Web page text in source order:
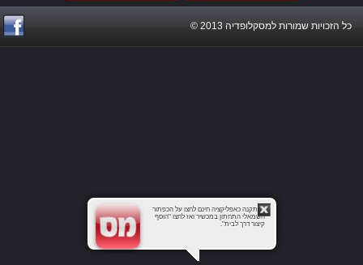
כל הזכויות שמורות למסקלופדיה 2013 ©
להתקנה כאפליקציה חינם לחצו על הכפתור
השמאלי התחתון במכשיר ואז לחצו "הוסף
קיצור דרך לבית".